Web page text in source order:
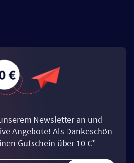
Newsletter an und
Angebote! Als Dankeschön
Gutschein über 10 €*